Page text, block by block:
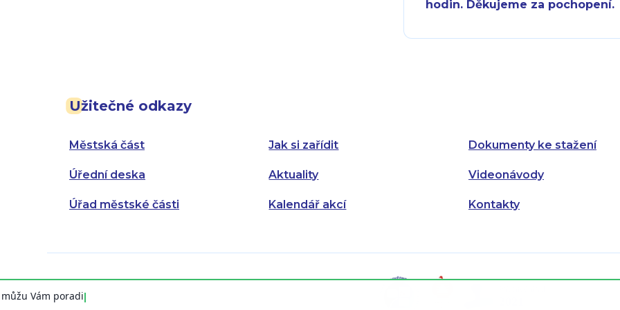
Užitečné odkazy
Městská část
Úřední deska
Úřad městské části
Jak si zařídit
Aktuality
Kalendář akcí
Dokumenty ke stažení
Videonávody
Kontakty
hodin. Děkujeme za pochopení.
Pátek: